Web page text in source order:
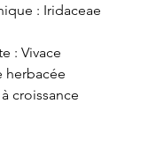
: Iridaceae
: Vivace
herbacée
croissance